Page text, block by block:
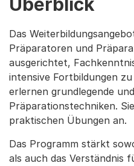
Das
Präparatoren und
ausgerichtet,
intensive Fortbildungen
erlernen grundlegende
Präparationstechniken.
praktischen Übungen an.
Das Programm stärkt
als auch das Verständnis